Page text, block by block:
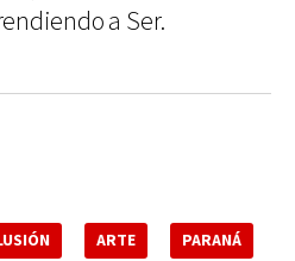
a Ser.
ARTE PARANÁ